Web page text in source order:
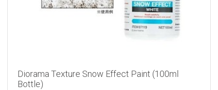
Diorama Texture Snow Effect Paint (100ml
Bottle)